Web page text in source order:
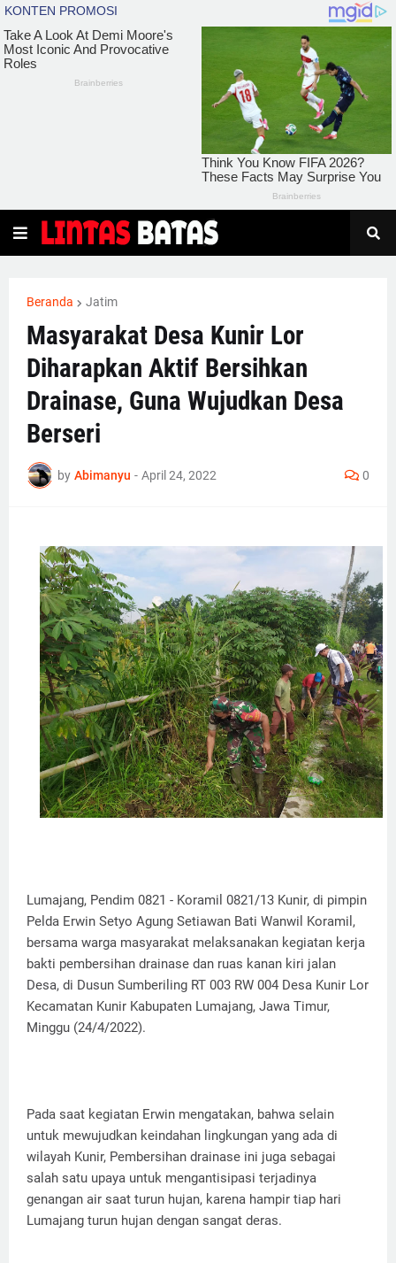
Beranda Jatim
Masyarakat Desa Kunir Lor
Diharapkan Aktif Bersihkan
Drainase, Guna Wujudkan Desa
Berseri
by Abimanyu - April 24, 2022 0
Lumajang, Pendim 0821 - Koramil 0821/13 Kunir, di pimpin
Pelda Erwin Setyo Agung Setiawan Bati Wanwil Koramil,
bersama warga masyarakat melaksanakan kegiatan kerja
bakti pembersihan drainase dan ruas kanan kiri jalan
Desa, di Dusun Sumberiling RT 003 RW 004 Desa Kunir Lor
Kecamatan Kunir Kabupaten Lumajang, Jawa Timur,
Minggu (24/4/2022).
Pada saat kegiatan Erwin mengatakan, bahwa selain
untuk mewujudkan keindahan lingkungan yang ada di
wilayah Kunir, Pembersihan drainase ini juga sebagai
salah satu upaya untuk mengantisipasi terjadinya
genangan air saat turun hujan, karena hampir tiap hari
Lumajang turun hujan dengan sangat deras.